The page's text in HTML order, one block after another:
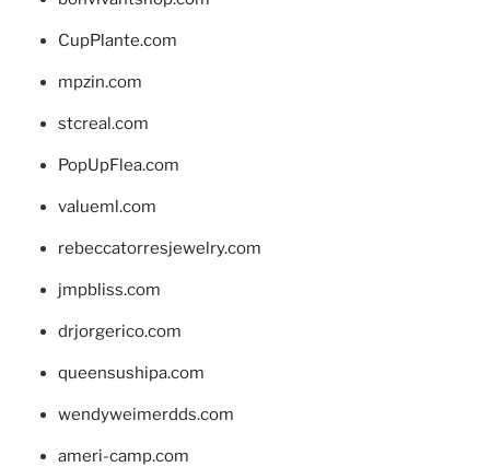
CupPlante.com
mpzin.com
stcreal.com
PopUpFlea.com
valueml.com
rebeccatorresjewelry.com
jmpbliss.com
drjorgerico.com
queensushipa.com
wendyweimerdds.com
ameri-camp.com